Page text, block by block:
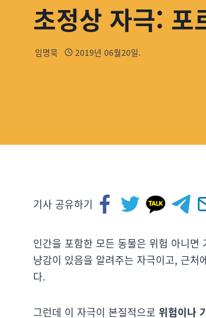
초정상 자극: 포
임명묵 2019년 06월20일.
기사 공유하기
인간을 포함한 모든 동물은 위험 아니면
냥감이 있음을 알려주는 자극이고, 근
다.
그런데 이 자극이 본질적으로 위험이나